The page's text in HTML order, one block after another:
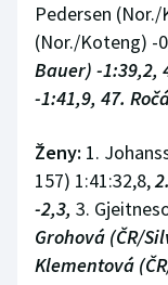
Veslování
Vodní slalom
Volejbal
Ostatní
Pedersen
(Nor./Koteng) -
Bauer) -1:39,2,
-1:41,9, 47.
Ženy: 1.
157) 1:41:32,8,
-2,3, 3.
Grohová (ČR/
Klementová